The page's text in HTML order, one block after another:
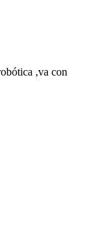
,va con